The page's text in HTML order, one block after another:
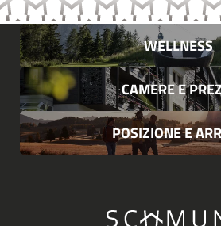
tempo per il giorno dell’arrivo e
vostra permanenza all’Hotel
valle in qualsiasi momento.
Informazioni aggiornate sulle
disponibiliqui.
WELLNESS
CAMERE E
POSIZIONE E